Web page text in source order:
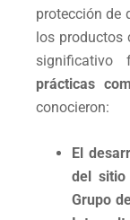
protección de
los productos
prácticas
conocieron:
El
del sitio
Grupo